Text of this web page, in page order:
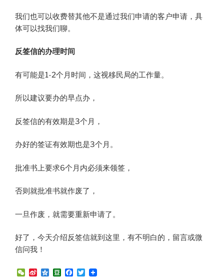
我们也可以收费替其他不是通过我们申请的客户申请，具
体可以找我们聊。
反签信的办理时间
有可能是1-2个月时间，这视移民局的工作量。
所以建议要办的早点办，
反签信的有效期是3个月，
办好的签证有效期也是3个月。
批准书上要求6个月内必须来领签，
否则就批准书就作废了，
一旦作废，就需要重新申请了。
好了，今天介绍反签信就到这里，有不明白的，留言或微
信问我！
W
S
Q
D
F
T